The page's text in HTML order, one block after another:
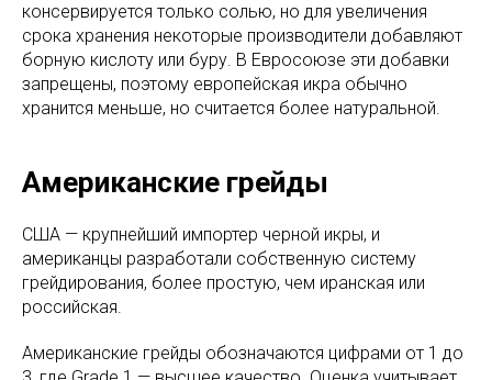
консервируется только солью, но для увеличения
срока хранения некоторые производители добавляют
борную кислоту или буру. В Евросоюзе эти добавки
запрещены, поэтому европейская икра обычно
хранится меньше, но считается более натуральной.
Американские грейды
США — крупнейший импортер черной икры, и
американцы разработали собственную систему
грейдирования, более простую, чем иранская или
российская.
Американские грейды обозначаются цифрами от 1 до